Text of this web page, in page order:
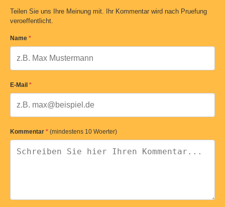
Teilen Sie uns Ihre Meinung mit. Ihr Kommentar wird nach Pruefung
veroeffentlicht.
Name *
E-Mail *
Kommentar * (mindestens 10 Woerter)